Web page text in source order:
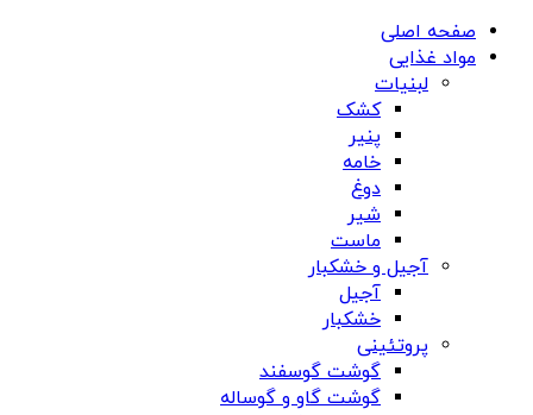
صفحه اصلی
مواد غذایی
لبنیات
کشک
پنیر
خامه
دوغ
شیر
ماست
آجیل و خشکبار
آجیل
خشکبار
پروتئینی
گوشت گوسفند
گوشت گاو و گوساله